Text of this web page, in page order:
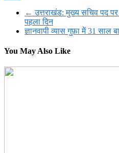
← उत्तराखंड: मुख्य सचिव पद
पहला दिन
ज्ञानवापी व्यास गुफ़ा में 31 साल
You May Also Like